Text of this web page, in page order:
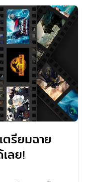
รียมฉาย
ลย!